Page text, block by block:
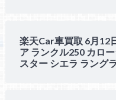
楽天Car車買取 6月12
ア ランクル250 カロ
スター シエラ ラング